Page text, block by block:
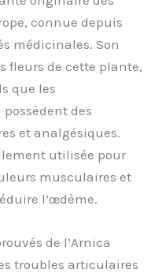
connue depuis
médicinales. Son
fleurs de cette plante,
que les
des
et analgésiques.
utilisée pour
musculaires et
l’œdème.
de l’Arnica
troubles articulaires